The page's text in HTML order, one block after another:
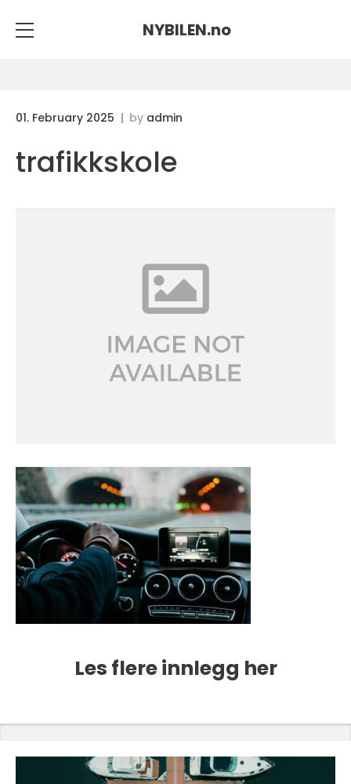
NYBILEN.no
01. February 2025 by admin
trafikkskole
Les flere innlegg her